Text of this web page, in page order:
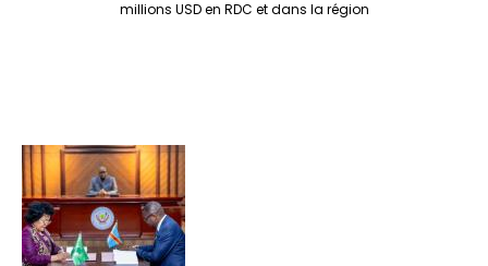
millions USD en RDC et dans la région